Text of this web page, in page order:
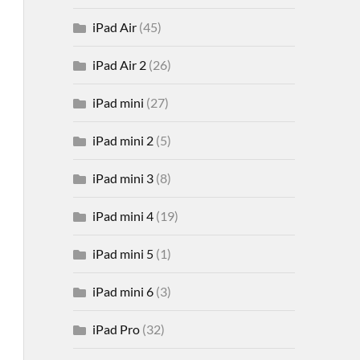
iPad Air(45)
iPad Air 2(26)
iPad mini (27)
iPad mini 2(5)
iPad mini 3(8)
iPad mini 4(19)
iPad mini 5(1)
iPad mini 6(3)
iPad Pro(32)